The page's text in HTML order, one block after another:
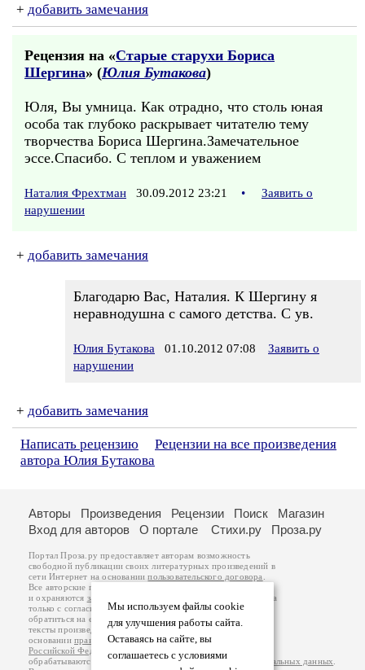
+ добавить замечания
Рецензия на «Старые старухи Бориса
Шергина» (Юлия Бутакова)
Юля, Вы умница. Как отрадно, что столь юная
особа так глубоко раскрывает читателю тему
творчества Бориса Шергина.Замечательное
эссе.Спасибо. С теплом и уважением
Наталия Фрехтман 30.09.2012 23:21 •
Заявить о
нарушении
+ добавить замечания
Благодарю Вас, Наталия. К Шергину я
неравнодушна с самого детства. С ув.
Юлия Бутакова 01.10.2012 07:08
Заявить о
нарушении
+ добавить замечания
Написать рецензию
Рецензии на все произведения
автора Юлия Бутакова
Мы используем файлы cookie
для улучшения работы сайта.
Оставаясь на сайте, вы
соглашаетесь с условиями
Авторы Произведения Рецензии Поиск
Магазин
Вход для авторов
О портале Стихи.ру Проза.ру
Портал Проза.ру предоставляет авторам возможность
свободной публикации своих литературных произведений в
сети Интернет на основаниипользовательского договора
Все авторские права на произведения принадлежат авторам
и охраняются законом
. Перепечатка произведений возможна
только с согласия его автора, к которому вы можете
обратиться на его авторской странице. Ответственность за
тексты произведений авторы несут самостоятельно на
основанииправил публикацииизаконодательства
Российской Федерации
обрабатываются на основанииПолитики обработки персональных данных